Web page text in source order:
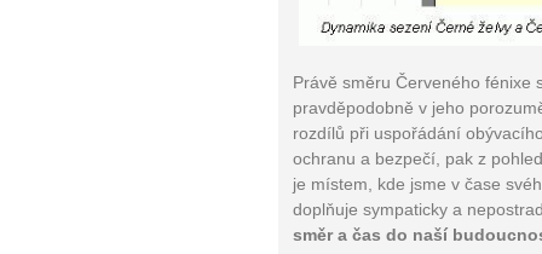
Právě směru Červeného fénixe
pravděpodobně v jeho
rozdílů při uspořádání
ochranu a bezpečí, pak z
je místem, kde jsme v čase
doplňuje sympaticky a
směr a čas do naší